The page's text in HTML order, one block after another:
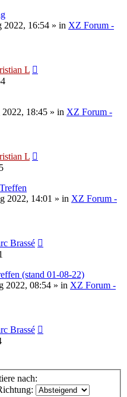
2022, 16:54 » in XZ Forum -
L
18:45 » in XZ Forum -
L
2022, 14:01 » in XZ Forum -
Brassé
(stand 01-08-22)
2022, 08:54 » in XZ Forum -
Brassé
nach: